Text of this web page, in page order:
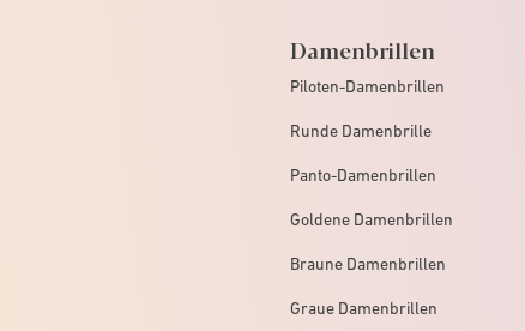
Damenbrillen
Piloten-Damenbrillen
Runde Damenbrille
Panto-Damenbrillen
Goldene Damenbrillen
Braune Damenbrillen
Graue Damenbrillen